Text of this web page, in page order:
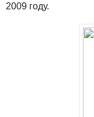
2009 году.